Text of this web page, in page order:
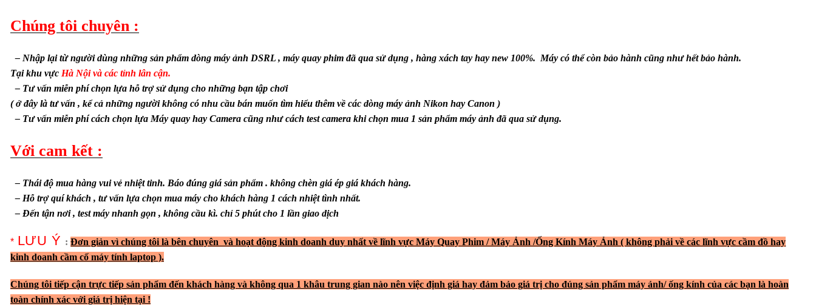
Chúng tôi chuyên :
– Nhập lại từ người dùng những sản phẩm dòng máy ảnh DSRL , máy quay phim đã qua sử dụng , hàng xách tay hay new 100%. Máy có thể còn bảo hành cũng như hết bảo hành.
Tại khu vực Hà Nội và các tỉnh lân cận.
– Tư vấn miễn phí chọn lựa hỗ trợ sử dụng cho những bạn tập chơi
( ở đây là tư vấn , kể cả những người không có nhu cầu bán muốn tìm hiểu thêm về các dòng máy ảnh Nikon hay Canon )
– Tư vấn miễn phí cách chọn lựa Máy quay hay Camera cũng như cách test camera khi chọn mua 1 sản phẩm máy ảnh đã qua sử dụng.
Với cam kết :
– Thái độ mua hàng vui vẻ nhiệt tinh. Báo đúng giá sản phẩm . không chèn giá ép giá khách hàng.
– Hỗ trợ quí khách , tư vấn lựa chọn mua máy cho khách hàng 1 cách nhiệt tình nhất.
– Đến tận nơi , test máy nhanh gọn , không cầu kì. chỉ 5 phút cho 1 lần giao dịch
* LƯU Ý : Đơn giản vì chúng tôi là bên chuyên và hoạt động kinh doanh duy nhất về lĩnh vực Máy Quay Phim / Máy Ảnh /Ống Kính Máy Ảnh ( không phải về các lĩnh vực cầm đồ hay
kinh doanh cầm cố máy tính laptop ).
Chúng tôi tiếp cận trực tiếp sản phẩm đến khách hàng và không qua 1 khâu trung gian nào nên việc định giá hay đảm bảo giá trị cho đúng sản phẩm máy ảnh/ ống kính của các bạn là hoàn
toàn chính xác với giá trị hiện tại !